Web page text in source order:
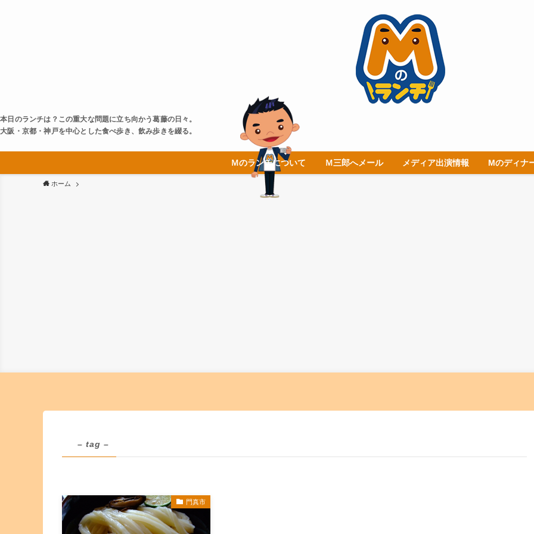
本日のランチは？この重大な問題に立ち向かう葛藤の日々。
大阪・京都・神戸を中心とした食べ歩き、飲み歩きを綴る。
Ｍのランチについて Ｍ三郎へメール メディア出演情報 Mのディナ
ホーム
– tag –
門真市